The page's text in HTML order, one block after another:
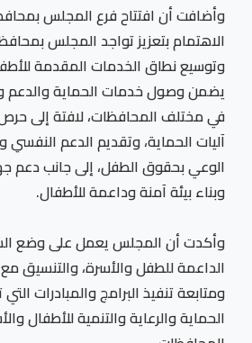
وأضافت أن افتتاح فرع المجلس
الاهتمام بتعزيز تواجد المجلس
وتوسيع نطاق الخدمات المقدمة
يضمن وصول خدمات الحماية والدعم
في مختلف المحافظات، لافتة إلى
آليات الحماية، وتقديم الدعم النفسي
الوعي بحقوق الطفل، إلى جانب دعم
وبناء بيئة آمنة وداعمة للأطفال.
وأكدت أن المجلس يعمل على وضع
الداعمة للطفل والأسرة، والتنسيق
ومتابعة تنفيذ البرامج والمبادرات
الحماية والرعاية والتنمية للأطفال